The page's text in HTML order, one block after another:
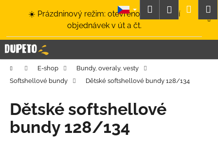
☀️ Prázdninový režim: otevřeno a odesílání
objednávek v út a čt.
HledatPřihlášení
Domů E-shop
Bundy, overaly, vesty
Softshellové bundy
Dětské softshellové bundy 128/134
Dětské softshellové
bundy 128/134
í
k C
o
p
t
ř
e